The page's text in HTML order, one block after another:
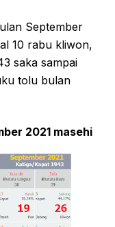
September
10 rabu kliwon,
saka sampai
tolu bulan
2021 masehi